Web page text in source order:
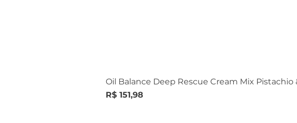
Oil Balance Deep Rescue Cream Mix Pistachio
Preço
R$ 151,98